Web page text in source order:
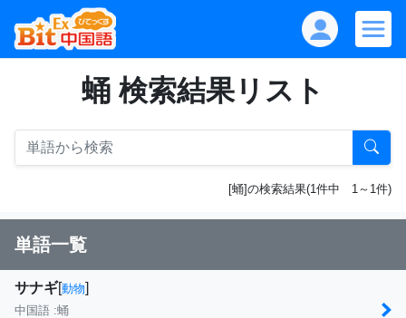
蛹 検索結果リスト
[蛹]の検索結果(1件中 1～1件)
単語一覧
サナギ[動物]
中国語 :蛹